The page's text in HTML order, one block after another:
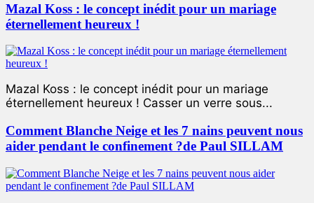
Mazal Koss : le concept inédit pour un mariage
éternellement heureux !
Mazal Koss : le concept inédit pour un mariage
éternellement heureux ! Casser un verre sous...
Comment Blanche Neige et les 7 nains peuvent nous
aider pendant le confinement ?de Paul SILLAM